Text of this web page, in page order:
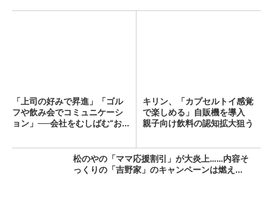
「上司の好みで昇進」「ゴル
フや飲み会でコミュニケーシ
ョン」──会社をむしばむ“お...
キリン、「カプセルトイ感覚
で楽しめる」自販機を導入
親子向け飲料の認知拡大狙う
松のやの「ママ応援割引」が大炎上……内容そ
っくりの「吉野家」のキャンペーンは燃え...